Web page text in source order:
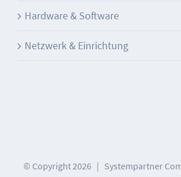
Hardware & Software
Netzwerk & Einrichtung
© Copyright 2026 | Systempartner